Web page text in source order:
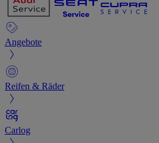
Angebote
Reifen & Räder
Carlog